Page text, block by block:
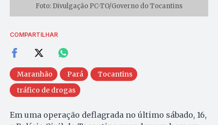
Foto: Divulgação PC-TO/Governo do Tocantins
COMPARTILHAR
Maranhão Pará
Tocantins
tráfico de drogas
Em uma operação deflagrada no último sábado, 16,